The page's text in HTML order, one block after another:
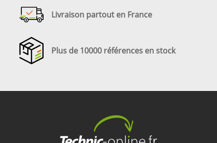
Livraison partout en France
Plus de 10000 références en stock